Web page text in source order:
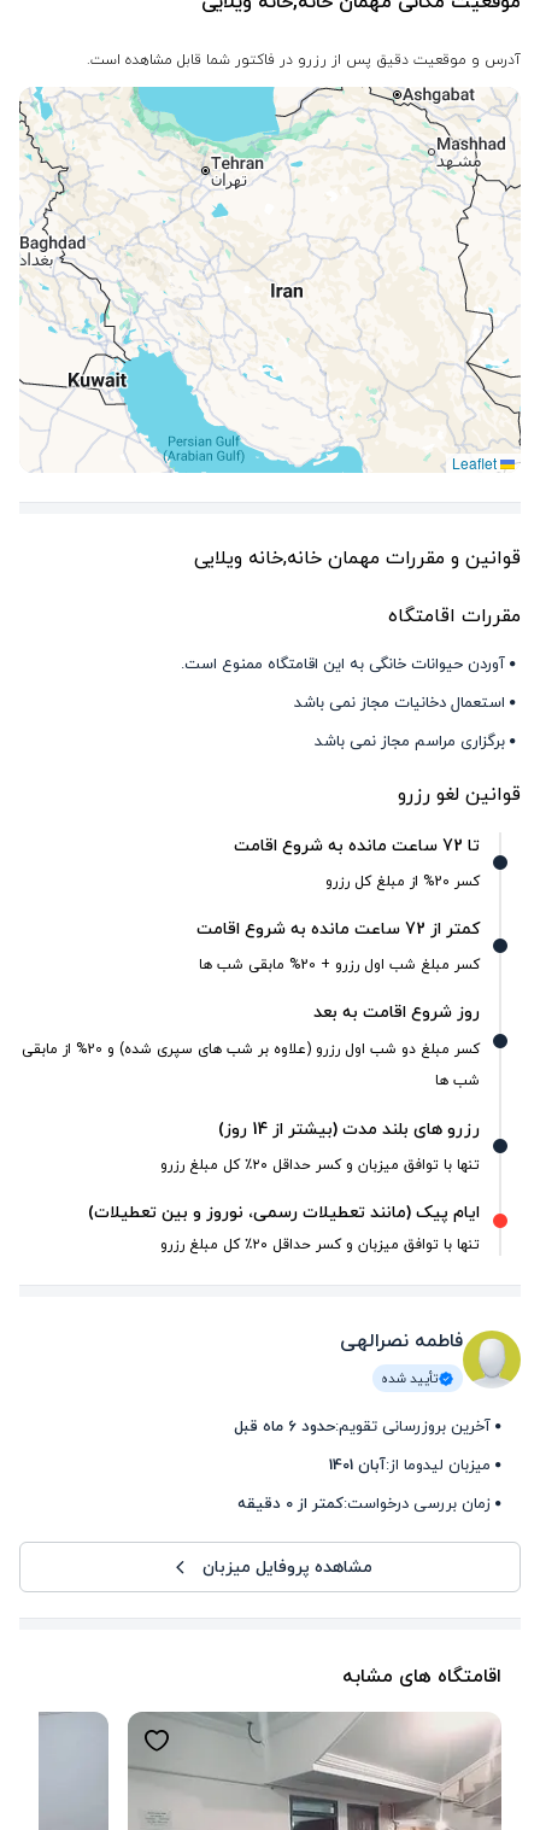
آدرس و موقعیت دقیق پس از رزرو در فاکتور شما قابل مشاهده است.
قوانین و مقررات مهمان خانه,خانه ویلایی
مقررات اقامتگاه
آوردن حیوانات خانگی به این اقامتگاه ممنوع است.
استعمال دخانیات مجاز نمی باشد
برگزاری مراسم مجاز نمی باشد
قوانین لغو رزرو
تا 72 ساعت مانده به شروع اقامت
کسر 20% از مبلغ کل رزرو
کمتر از 72 ساعت مانده به شروع اقامت
کسر مبلغ شب اول رزرو + 20% مابقی شب ها
روز شروع اقامت به بعد
کسر مبلغ دو شب اول رزرو (علاوه بر شب های سپری شده) و 20% از مابقی
شب ها
رزرو های بلند مدت (بیشتر از 14 روز)
تنها با توافق میزبان و کسر حداقل ۲۰٪ کل مبلغ رزرو
ایام پیک (مانند تعطیلات رسمی، نوروز و بین تعطیلات)
تنها با توافق میزبان و کسر حداقل ۲۰٪ کل مبلغ رزرو
فاطمه نصرالهی
تأیید شده
آخرین بروزرسانی تقویم:حدود 6 ماه قبل
میزبان لیدوما از:آبان 1401
زمان بررسی درخواست:کمتر از 0 دقیقه
مشاهده پروفایل میزبان
اقامتگاه های مشابه